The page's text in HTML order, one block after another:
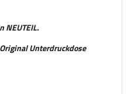
NEUTEIL.
Unterdruckdose